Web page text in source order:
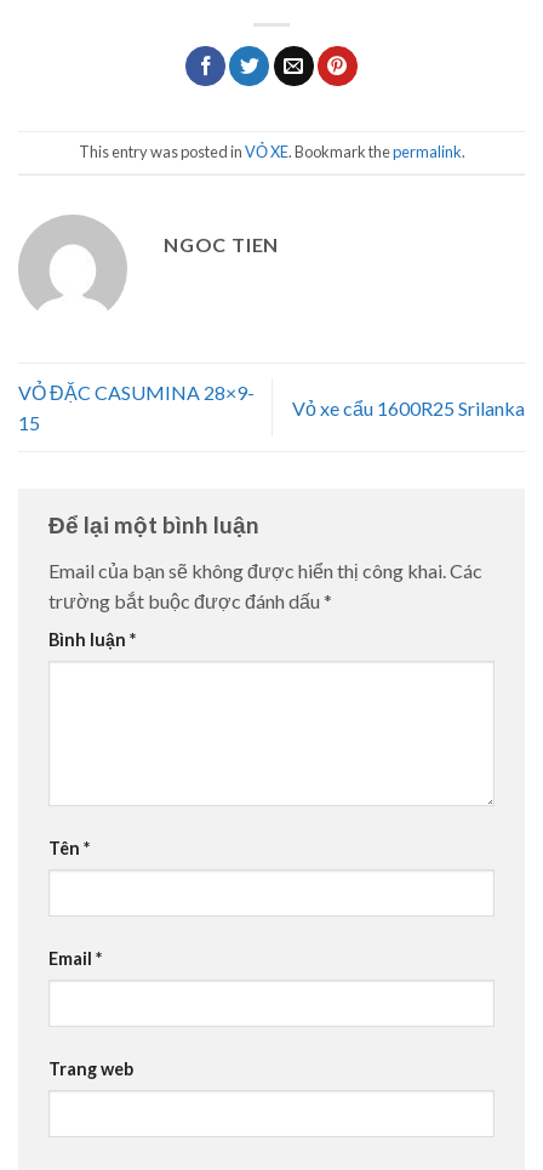
This entry was posted inVỎ XE. Bookmark thepermalink.
NGOC TIEN
VỎ ĐẶC CASUMINA 28×9-
15
Vỏ xe cẩu 1600R25 Srilanka
Để lại một bình luận
Email của bạn sẽ không được hiển thị công khai. Các
trường bắt buộc được đánh dấu *
Bình luận *
Tên *
Email *
Trang web